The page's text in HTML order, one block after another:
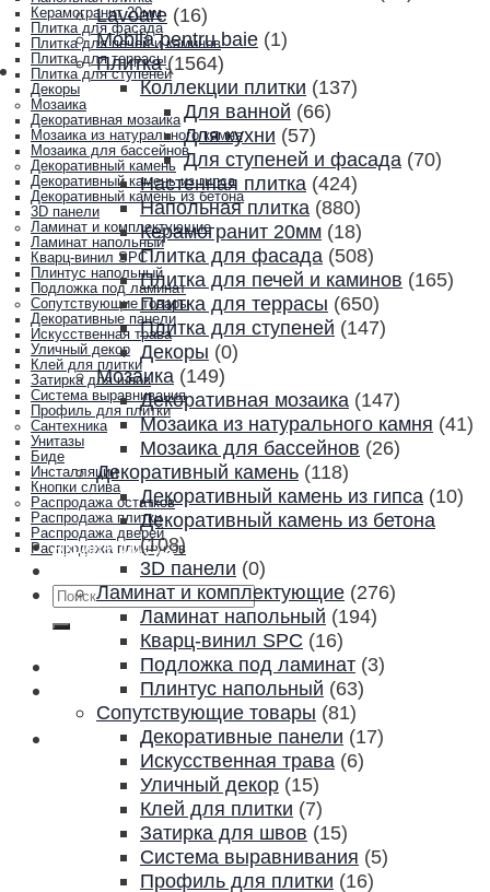
Керамогранит 20мм
Плитка для фасада
Плитка для печей и каминов
Плитка для террасы
Плитка для ступеней
Декоры
Мозаика
Декоративная мозаика
Мозаика из натурального камня
Мозаика для бассейнов
Декоративный камень
Декоративный камень из гипса
Декоративный камень из бетона
3D панели
Ламинат и комплектующие
Ламинат напольный
Кварц-винил SPC
Плинтус напольный
Подложка под ламинат
Сопутствующие товары
Декоративные панели
Искусственная трава
Уличный декор
Клей для плитки
Затирка для швов
Система выравнивания
Профиль для плитки
Сантехника
Унитазы
Биде
Инсталляции
Кнопки слива
Распродажа остатков
Распродажа плитки
Распродажа дверей
Распродажа плинтусов
Акции и скидки
Контакты
Искать:
Lavoare (16)
Mobila pentru baie (1)
Плитка (1564)
Коллекции плитки (137)
Для ванной (66)
Для кухни (57)
Для ступеней и фасада (70)
Настенная плитка (424)
Напольная плитка (880)
Керамогранит 20мм (18)
Плитка для фасада (508)
Плитка для печей и каминов (165)
Плитка для террасы (650)
Плитка для ступеней (147)
Декоры (0)
Мозаика (149)
Декоративная мозаика (147)
Мозаика из натурального камня (41)
Мозаика для бассейнов (26)
Декоративный камень (118)
Декоративный камень из гипса (10)
Декоративный камень из бетона
(108)
3D панели (0)
Ламинат и комплектующие (276)
Ламинат напольный (194)
Кварц-винил SPC (16)
Подложка под ламинат (3)
Плинтус напольный (63)
Сопутствующие товары (81)
Декоративные панели (17)
Искусственная трава (6)
Уличный декор (15)
Клей для плитки (7)
Затирка для швов (15)
Система выравнивания (5)
Профиль для плитки (16)